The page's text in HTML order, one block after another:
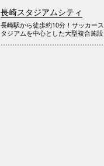
長崎スタジアムシティ
長崎駅から徒歩約10分！サッカース
タジアムを中心とした大型複合施設